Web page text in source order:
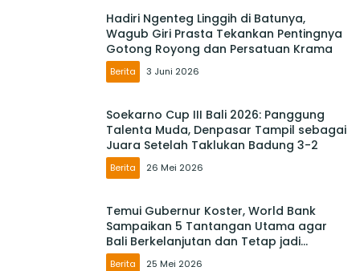
Hadiri Ngenteg Linggih di Batunya,
Wagub Giri Prasta Tekankan Pentingnya
Gotong Royong dan Persatuan Krama
Berita 3 Juni 2026
Soekarno Cup III Bali 2026: Panggung
Talenta Muda, Denpasar Tampil sebagai
Juara Setelah Taklukan Badung 3-2
Berita 26 Mei 2026
Temui Gubernur Koster, World Bank
Sampaikan 5 Tantangan Utama agar
Bali Berkelanjutan dan Tetap jadi
Primadona
Berita 25 Mei 2026